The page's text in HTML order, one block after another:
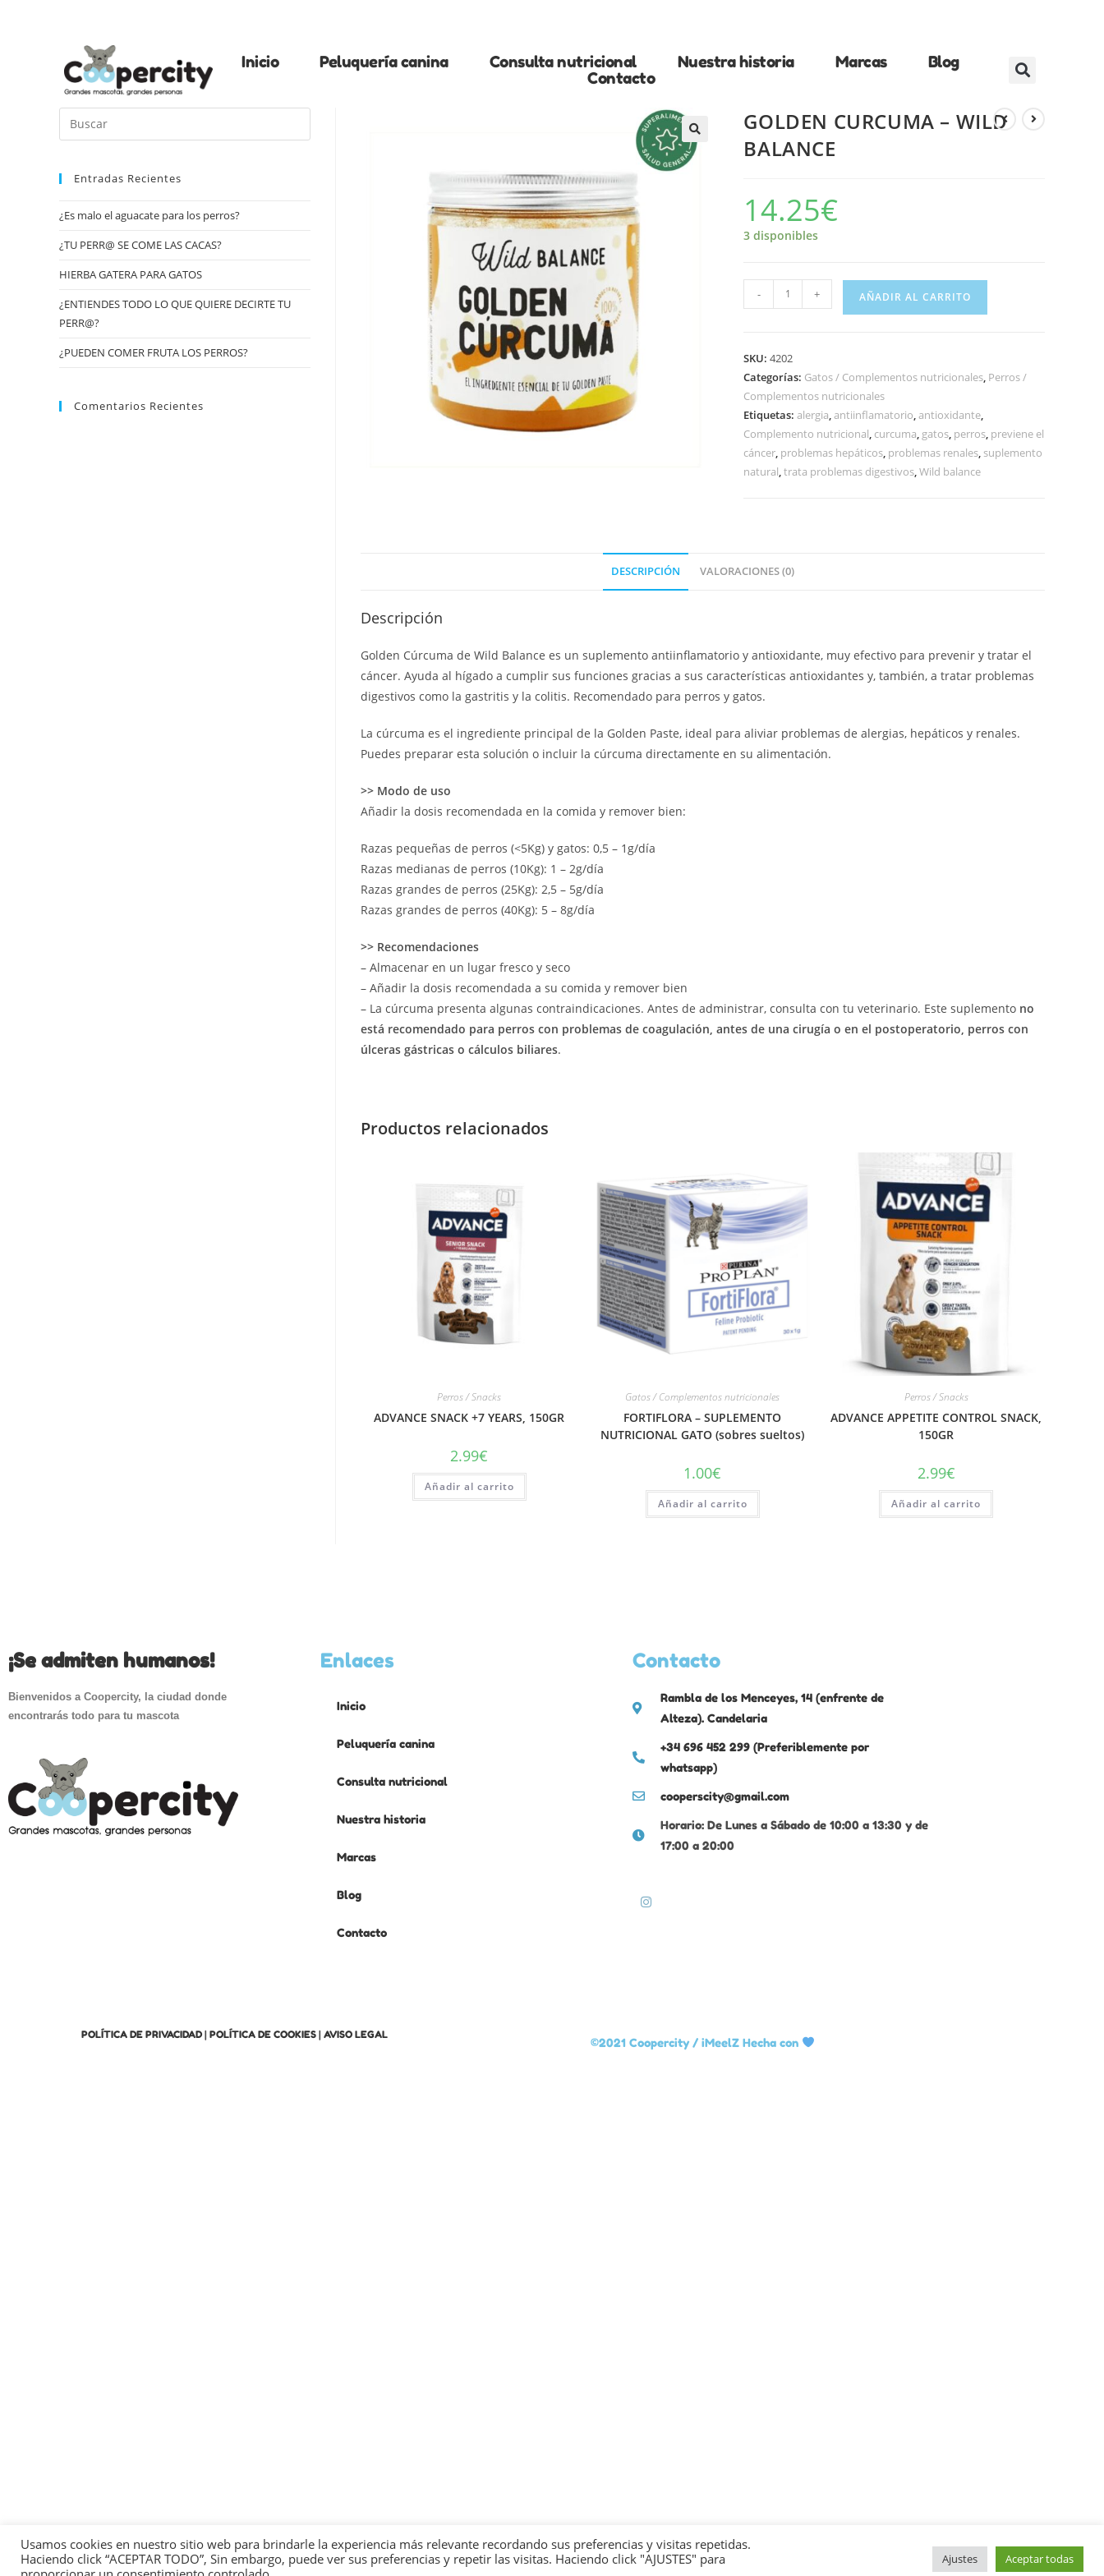
Inicio Peluquería canina Consulta nutricional Nuestra historia Marcas
Blog
Contacto
GOLDEN CURCUMA – WILD
BALANCE
14.25€
3 disponibles
- + AÑADIR AL CARRITO
SKU:4202
Categorías: Gatos / Complementos nutricionales, Perros /
Complementos nutricionales
Etiquetas:alergia,antiinflamatorio,antioxidante,
Complemento nutricional, curcuma, gatos, perros, previene el
cáncer, problemas hepáticos, problemas renales, suplemento
natural,trata problemas digestivos,Wild balance
DESCRIPCIÓN VALORACIONES (0)
Descripción
Golden Cúrcuma de Wild Balance es un suplemento antiinflamatorio y antioxidante, muy efectivo para prevenir y tratar el
cáncer. Ayuda al hígado a cumplir sus funciones gracias a sus características antioxidantes y, también, a tratar problemas
digestivos como la gastritis y la colitis. Recomendado para perros y gatos.
La cúrcuma es el ingrediente principal de la Golden Paste, ideal para aliviar problemas de alergias, hepáticos y renales.
Puedes preparar esta solución o incluir la cúrcuma directamente en su alimentación.
>> Modo de uso
Añadir la dosis recomendada en la comida y remover bien:
Razas pequeñas de perros (<5Kg) y gatos: 0,5 – 1g/día
Razas medianas de perros (10Kg): 1 – 2g/día
Razas grandes de perros (25Kg): 2,5 – 5g/día
Razas grandes de perros (40Kg): 5 – 8g/día
>> Recomendaciones
– Almacenar en un lugar fresco y seco
– Añadir la dosis recomendada a su comida y remover bien
– La cúrcuma presenta algunas contraindicaciones. Antes de administrar, consulta con tu veterinario. Este suplemento no
está recomendado para perros con problemas de coagulación, antes de una cirugía o en el postoperatorio, perros con
úlceras gástricas o cálculos biliares.
Productos relacionados
Perros / Snacks
ADVANCE SNACK +7 YEARS, 150GR
2.99€
Añadir al carrito
Gatos / Complementos nutricionales
FORTIFLORA – SUPLEMENTO
NUTRICIONAL GATO (sobres sueltos)
1.00€
Añadir al carrito
Perros / Snacks
ADVANCE APPETITE CONTROL SNACK,
150GR
2.99€
Añadir al carrito
Entradas Recientes
¿Es malo el aguacate para los perros?
¿TU PERR@ SE COME LAS CACAS?
HIERBA GATERA PARA GATOS
¿ENTIENDES TODO LO QUE QUIERE DECIRTE TU
PERR@?
¿PUEDEN COMER FRUTA LOS PERROS?
Comentarios Recientes
¡Se admiten humanos!
Bienvenidos a Coopercity, la ciudad donde
encontrarás todo para tu mascota
Enlaces
Inicio
Peluquería canina
Consulta nutricional
Nuestra historia
Marcas
Blog
Contacto
Contacto
Rambla de los Menceyes, 14 (enfrente de
Alteza). Candelaria
+34 696 452 299 (Preferiblemente por
whatsapp)
cooperscity@gmail.com
Horario: De Lunes a Sábado de 10:00 a 13:30 y de
17:00 a 20:00
POLÍTICA DE PRIVACIDAD| POLÍTICA DE COOKIES| AVISO LEGAL
©2021 Coopercity /iMeelZ Hecha con
Usamos cookies en nuestro sitio web para brindarle la experiencia más relevante recordando sus preferencias y visitas repetidas.
Haciendo click “ACEPTAR TODO”, Sin embargo, puede ver sus preferencias y repetir las visitas. Haciendo click "AJUSTES" para
Ajustes Aceptar todas